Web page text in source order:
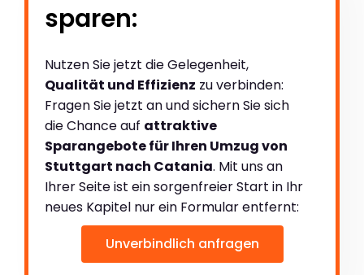
sparen:
Nutzen Sie jetzt die Gelegenheit,
Qualität und Effizienz zu verbinden:
Fragen Sie jetzt an und sichern Sie sich
die Chance auf attraktive
Sparangebote für Ihren Umzug von
Stuttgart nach Catania. Mit uns an
Ihrer Seite ist ein sorgenfreier Start in Ihr
neues Kapitel nur ein Formular entfernt:
Unverbindlich anfragen